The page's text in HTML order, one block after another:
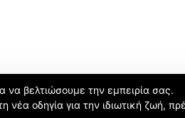
να βελτιώσουμε την εμπειρία σας.
νέα οδηγία για την ιδιωτική ζωή,